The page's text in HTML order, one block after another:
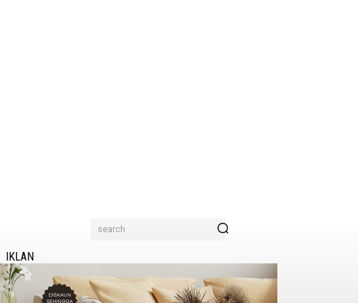
search
IKLAN